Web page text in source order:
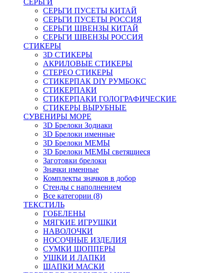
СЕРЬГИ
СЕРЬГИ ПУСЕТЫ КИТАЙ
СЕРЬГИ ПУСЕТЫ РОССИЯ
СЕРЬГИ ШВЕНЗЫ КИТАЙ
СЕРЬГИ ШВЕНЗЫ РОССИЯ
СТИКЕРЫ
3D СТИКЕРЫ
АКРИЛОВЫЕ СТИКЕРЫ
СТЕРЕО СТИКЕРЫ
СТИКЕРПАК DIY РУМБОКС
СТИКЕРПАКИ
СТИКЕРПАКИ ГОЛОГРАФИЧЕСКИЕ
СТИКЕРЫ ВЫРУБНЫЕ
СУВЕНИРЫ МОРЕ
3D Брелоки Зодиаки
3D Брелоки именные
3D Брелоки МЕМЫ
3D Брелоки МЕМЫ светящиеся
Заготовки брелоки
Значки именные
Комплекты значков в добор
Стенды с наполнением
Все категории (8)
ТЕКСТИЛЬ
ГОБЕЛЕНЫ
МЯГКИЕ ИГРУШКИ
НАВОЛОЧКИ
НОСОЧНЫЕ ИЗДЕЛИЯ
СУМКИ ШОППЕРЫ
УШКИ И ЛАПКИ
ШАПКИ МАСКИ